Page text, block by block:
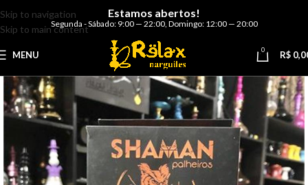
Skip to navigation
Skip to main content
Estamos abertos!
Segunda - Sábado: 9:00 — 22:00, Domingo: 12:00 — 20:00
MENU 0 R$